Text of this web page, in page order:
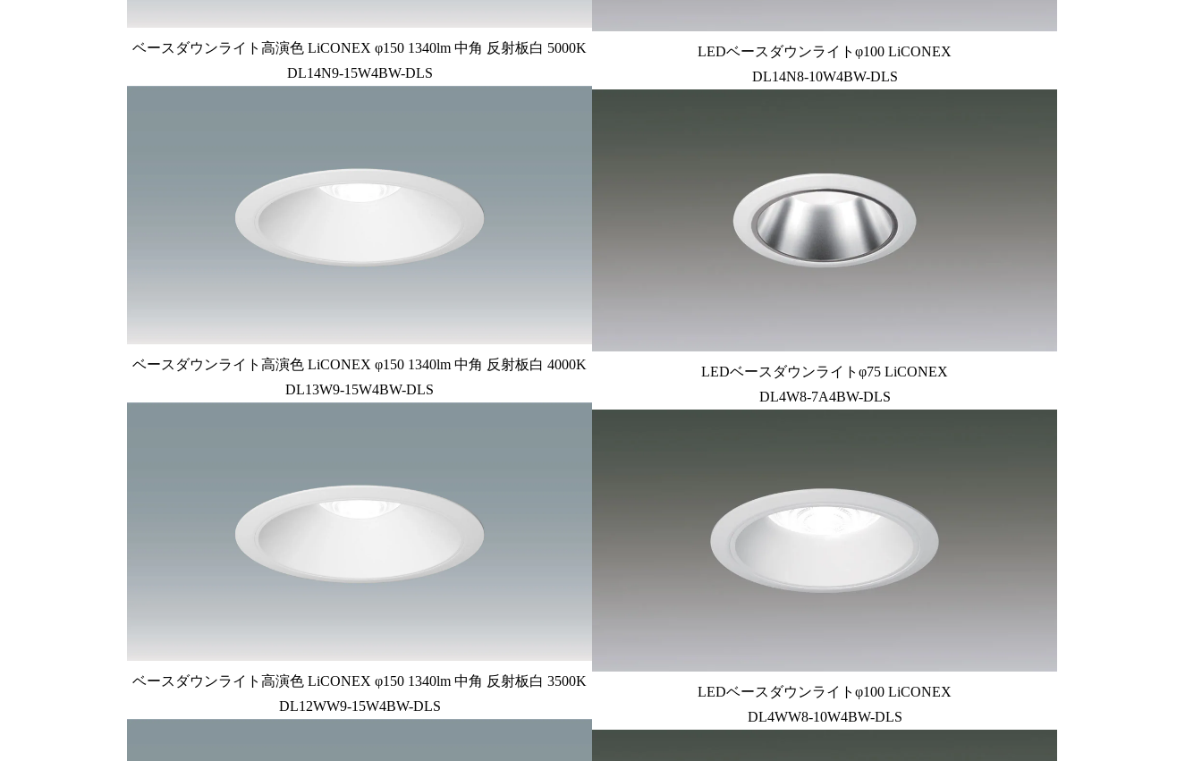
ベースダウンライト高演色 LiCONEX φ150 1340lm 中角 反射板白 5000K
DL14N9-15W4BW-DLS
ベースダウンライト高演色 LiCONEX φ150 1340lm 中角 反射板白 4000K
DL13W9-15W4BW-DLS
ベースダウンライト高演色 LiCONEX φ150 1340lm 中角 反射板白 3500K
DL12WW9-15W4BW-DLS
LEDベースダウンライトφ100 LiCONEX
DL14N8-10W4BW-DLS
LEDベースダウンライトφ75 LiCONEX
DL4W8-7A4BW-DLS
LEDベースダウンライトφ100 LiCONEX
DL4WW8-10W4BW-DLS